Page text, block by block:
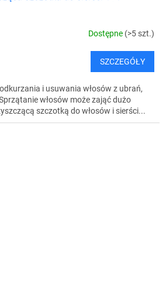
Dostępne (>5 szt.)
SZCZEGÓŁY
i usuwania włosów z ubrań,
włosów może zająć dużo
szczotką do włosów i sierści...